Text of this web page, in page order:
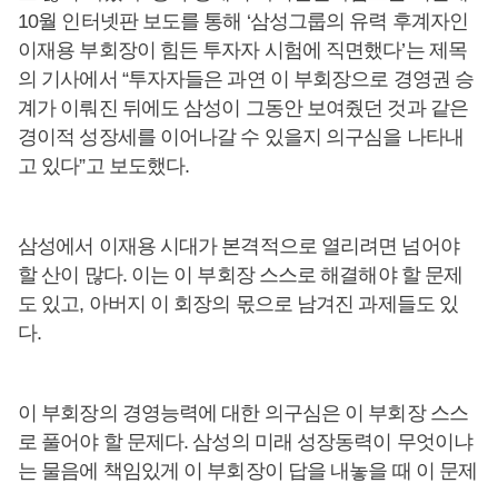
10월 인터넷판 보도를 통해 ‘삼성그룹의 유력 후계자인
이재용 부회장이 힘든 투자자 시험에 직면했다’는 제목
의 기사에서 “투자자들은 과연 이 부회장으로 경영권 승
계가 이뤄진 뒤에도 삼성이 그동안 보여줬던 것과 같은
경이적 성장세를 이어나갈 수 있을지 의구심을 나타내
고 있다”고 보도했다.
삼성에서 이재용 시대가 본격적으로 열리려면 넘어야
할 산이 많다. 이는 이 부회장 스스로 해결해야 할 문제
도 있고, 아버지 이 회장의 몫으로 남겨진 과제들도 있
다.
이 부회장의 경영능력에 대한 의구심은 이 부회장 스스
로 풀어야 할 문제다. 삼성의 미래 성장동력이 무엇이냐
는 물음에 책임있게 이 부회장이 답을 내놓을 때 이 문제